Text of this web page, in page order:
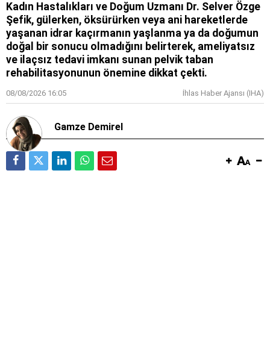
Kadın Hastalıkları ve Doğum Uzmanı Dr. Selver Özge
Şefik, gülerken, öksürürken veya ani hareketlerde
yaşanan idrar kaçırmanın yaşlanma ya da doğumun
doğal bir sonucu olmadığını belirterek, ameliyatsız
ve ilaçsız tedavi imkanı sunan pelvik taban
rehabilitasyonunun önemine dikkat çekti.
08/08/2026 16:05 İhlas Haber Ajansı (IHA)
Gamze Demirel